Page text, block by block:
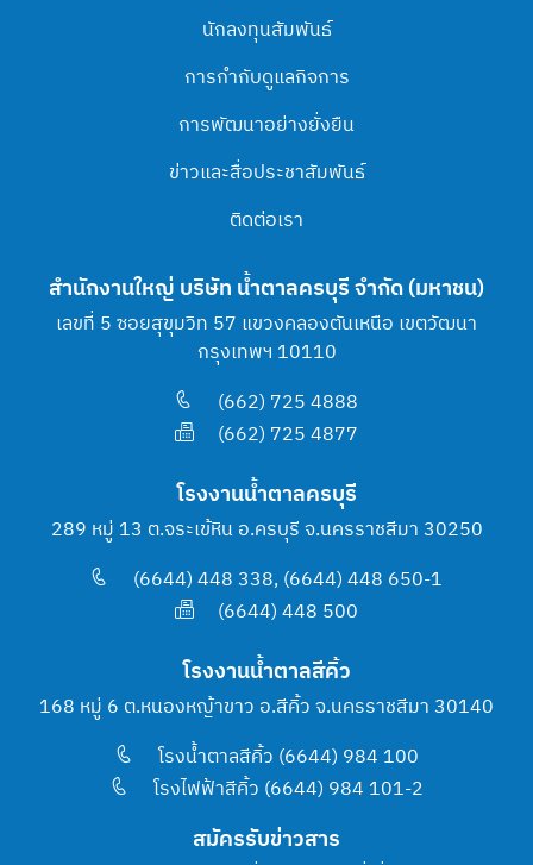
สำนักงานใหญ่ บริษัท น้ำตาลครบุรี จำกัด (มหาชน)
เลขที่ 5 ซอยสุขุมวิท 57 แขวงคลองตันเหนือ เขตวัฒนา
กรุงเทพฯ 10110
(662) 725 4888
(662) 725 4877
โรงงานน้ำตาลครบุรี
289 หมู่ 13 ต.จระเข้หิน อ.ครบุรี จ.นครราชสีมา 30250
(6644) 448 338, (6644) 448 650-1
(6644) 448 500
โรงงานน้ำตาลสีคิ้ว
168 หมู่ 6 ต.หนองหญ้าขาว อ.สีคิ้ว จ.นครราชสีมา 30140
โรงน้ำตาลสีคิ้ว (6644) 984 100
โรงไฟฟ้าสีคิ้ว (6644) 984 101-2
นักลงทุนสัมพันธ์
การกำกับดูแลกิจการ
การพัฒนาอย่างยั่งยืน
ข่าวและสื่อประชาสัมพันธ์
ติดต่อเรา
สมัครรับข่าวสาร